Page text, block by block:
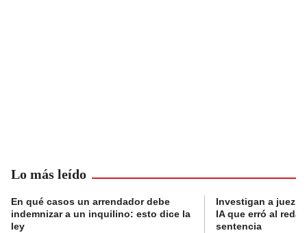
Lo más leído
En qué casos un arrendador debe
indemnizar a un inquilino: esto dice la
ley
Investigan a juez
IA que erró al
sentencia